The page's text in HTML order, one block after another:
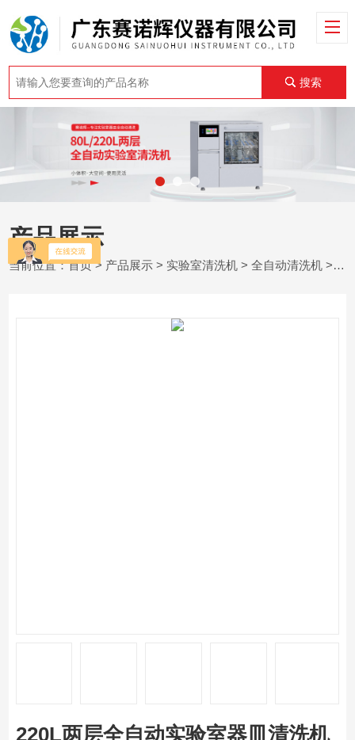
搜索
产品展示
当前位置：首页> 产品展示 > 实验室清洗机 >全自动清洗机 > 220L两层全自动实验室器皿清洗机
220L两层全自动实验室器皿清洗机